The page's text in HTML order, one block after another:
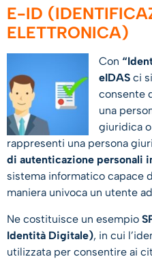
E-ID
ELETTRONICA)
Con
eIDAS ci
consente
una
giuridica
rappresenti una persona
di autenticazione personali
sistema informatico capace
maniera univoca un utente
Ne costituisce un esempio
Identità Digitale), in cui
utilizzata per consentire ai